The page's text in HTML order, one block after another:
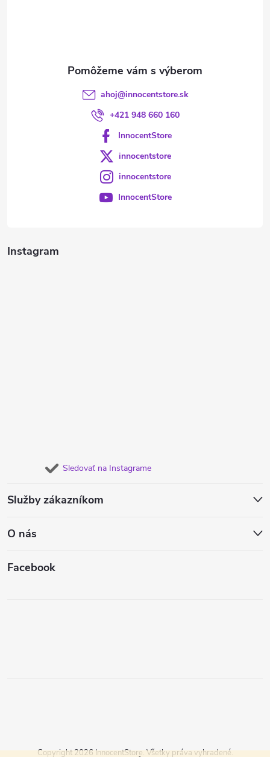
Instagram
Sledovať na Instagrame
Služby zákazníkom
O nás
Facebook
ahoj@innocentstore.sk
+421 948 660 160
InnocentStore
innocentstore
innocentstore
InnocentStore
Copyright 2026 InnocentStore. Všetky práva vyhradené.